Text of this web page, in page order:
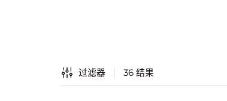
过滤器 36结果